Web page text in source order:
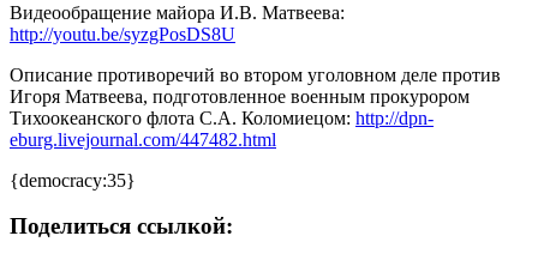
Видеообращение майора И.В. Матвеева:
http://youtu.be/syzgPosDS8U
Описание противоречий во втором уголовном деле против
Игоря Матвеева, подготовленное военным прокурором
Тихоокеанского флота С.А. Коломиецом: http://dpn-
eburg.livejournal.com/447482.html
{democracy:35}
Поделиться ссылкой: